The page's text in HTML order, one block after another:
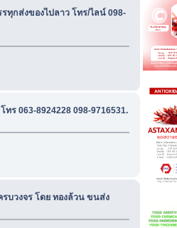
ทุกส่งของไปลาว โทร/ไลน์ 098-
ร 063-8924228 098-9716531.
รบวงจร โดย ทองล้วน ขนส่ง